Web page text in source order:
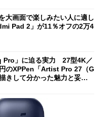
大画面で楽しみたい人に適し
Pad 2」が11％オフの2万4
Pro」に迫る実力 27型4K／
のXPPen「Artist Pro 27（G
きして分かった魅力と妥協